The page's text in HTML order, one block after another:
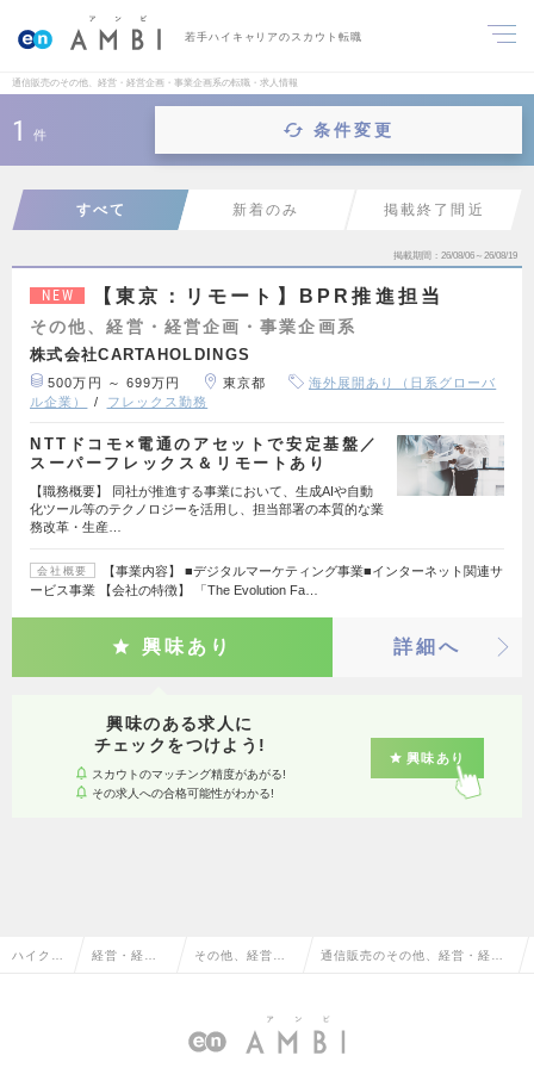
若手ハイキャリアのスカウト転職
通信販売のその他、経営・経営企画・事業企画系の転職・求人情報
1 件 条件変更
すべて 新着のみ 掲載終了間近
掲載期間 26/08/06～26/08/19
NEW 【東京：リモート】BPR推進担当
その他、経営・経営企画・事業企画系
株式会社CARTAHOLDINGS
500万円 ～ 699万円 東京都
海外展開あり（日系グローバ
ル企業）
フレックス勤務
NTTドコモ×電通のアセットで安定基盤／
スーパーフレックス＆リモートあり
【職務概要】 同社が推進する事業において、生成AIや自動
化ツール等のテクノロジーを活用し、担当部署の本質的な業
務改革・生産…
会社概要
【事業内容】 ■デジタルマーケティング事業■インターネット関連サ
ービス事業 【会社の特徴】 「The Evolution Fa…
興味あり 詳細へ
興味のある求人に
チェックをつけよう!
スカウトのマッチング精度があがる!
その求人への合格可能性がわかる!
興味あり
ハイクラ 経営・経営 その他、経営・
企画系
通信販売のその他、経営・経営
情報一覧